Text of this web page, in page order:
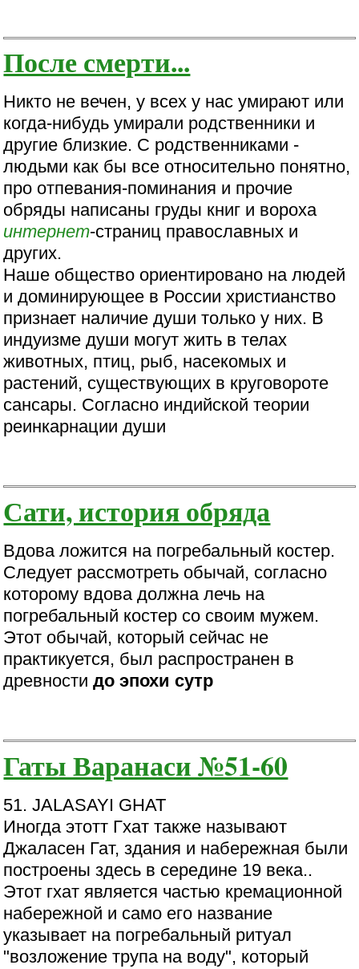
После смерти...
Никто не вечен, у всех у нас умирают или
когда-нибудь умирали родственники и
другие близкие. С родственниками -
людьми как бы все относительно понятно,
про отпевания-поминания и прочие
обряды написаны груды книг и вороха
интернет-страниц православных и
других.
Наше общество ориентировано на людей
и доминирующее в России христианство
признает наличие души только у них. В
индуизме души могут жить в телах
животных, птиц, рыб, насекомых и
растений, существующих в круговороте
сансары. Согласно индийской теории
реинкарнации души
Сати, история обряда
Вдова ложится на погребальный костер.
Следует рассмотреть обычай, согласно
которому вдова должна лечь на
погребальный костер со своим мужем.
Этот обычай, который сейчас не
практикуется, был распространен в
древности до эпохи сутр
Гаты Варанаси №51-60
51. JALASAYI GHAT
Иногда этотт Гхат также называют
Джаласен Гат, здания и набережная были
построены здесь в середине 19 века..
Этот гхат является частью кремационной
набережной и само его название
указывает на погребальный ритуал
"возложение трупа на воду", который